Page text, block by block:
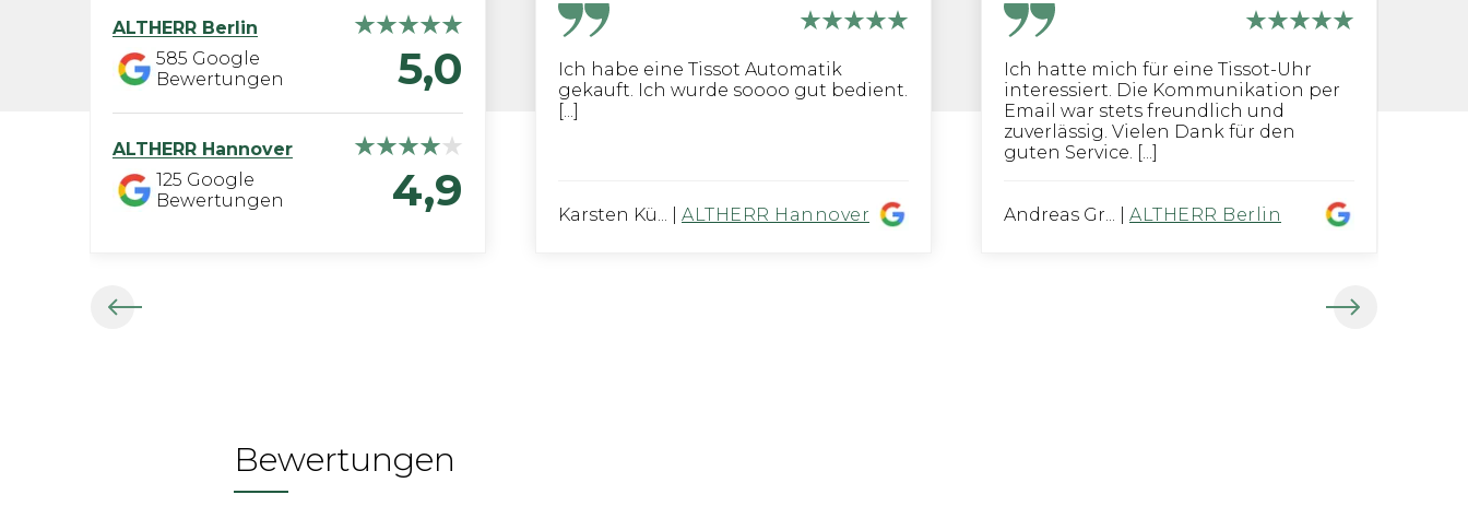
ALTHERR Berlin
585 Google
Bewertungen
5,0
ALTHERR Hannover
125 Google
Bewertungen
4,9
Ich habe eine Tissot Automatik
gekauft. Ich wurde soooo gut bedient.
[...]
Karsten Kü... ALTHERR Hannover
Ich hatte mich für eine Tissot-Uhr
interessiert. Die Kommunikation per
Email war stets freundlich und
zuverlässig. Vielen Dank für den
guten Service. [...]
Andreas Gr... ALTHERR Berlin
Bewertungen